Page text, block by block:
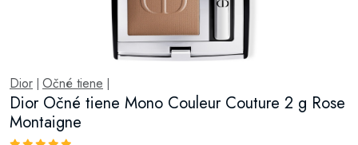
Dior Očné tiene
Dior Očné tiene Mono Couleur Couture 2 g Rose
Montaigne